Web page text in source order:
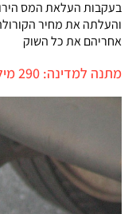
אחריהם את כל השוק
מתנה למדינה: 290 מיליון שקלים על חשבון הנהגים